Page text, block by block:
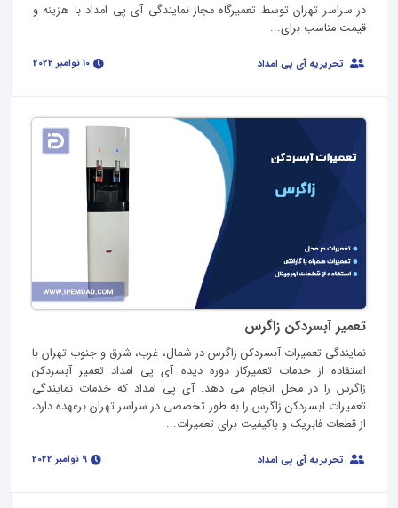
در سراسر تهران توسط تعمیرگاه مجاز نمایندگی آی پی امداد با هزینه و
قیمت مناسب برای...
تحریریه آی پی امداد
تعمیر آبسردکن زاگرس
نمایندگی تعمیرات آبسردکن زاگرس در شمال، غرب، شرق و جنوب تهران با
استفاده از خدمات تعمیرکار دوره دیده آی پی امداد تعمیر آبسردکن
زاگرس را در محل انجام می دهد. آی پی امداد که خدمات نمایندگی
تعمیرات آبسردکن زاگرس را به طور تخصصی در سراسر تهران برعهده دارد،
از قطعات فابریک و باکیفیت برای تعمیرات...
تحریریه آی پی امداد